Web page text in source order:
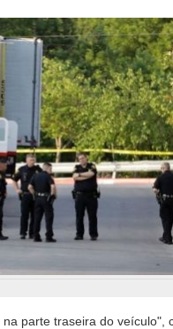
parte traseira do